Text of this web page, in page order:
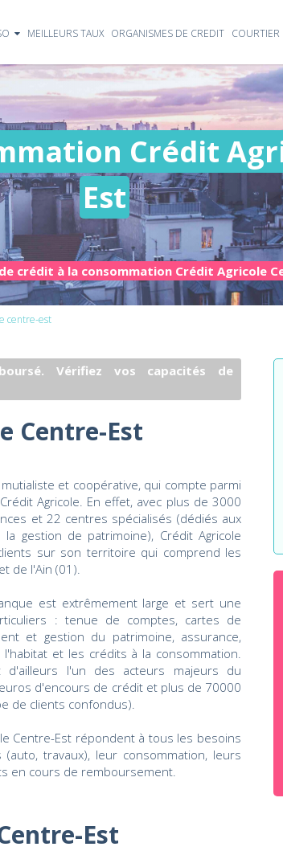
MEILLEURS TAUX ORGANISMES DE CREDIT COURTIER
Crédit
Est
crédit à la consommation Crédit Agricole
centre-est
Vérifiez vos capacités de
Centre-Est
et coopérative, qui compte parmi
Agricole. En effet, avec plus de 3000
et 22 centres spécialisés (dédiés aux
gestion de patrimoine), Crédit Agricole
sur son territoire qui comprend les
de l'Ain (01).
est extrêmement large et sert une
: tenue de comptes, cartes de
et gestion du patrimoine, assurance,
et les crédits à la consommation.
d'ailleurs l'un des acteurs majeurs du
d'encours de crédit et plus de 70000
de clients confondus).
Centre-Est répondent à tous les besoins
travaux), leur consommation, leurs
en cours de remboursement.
Est